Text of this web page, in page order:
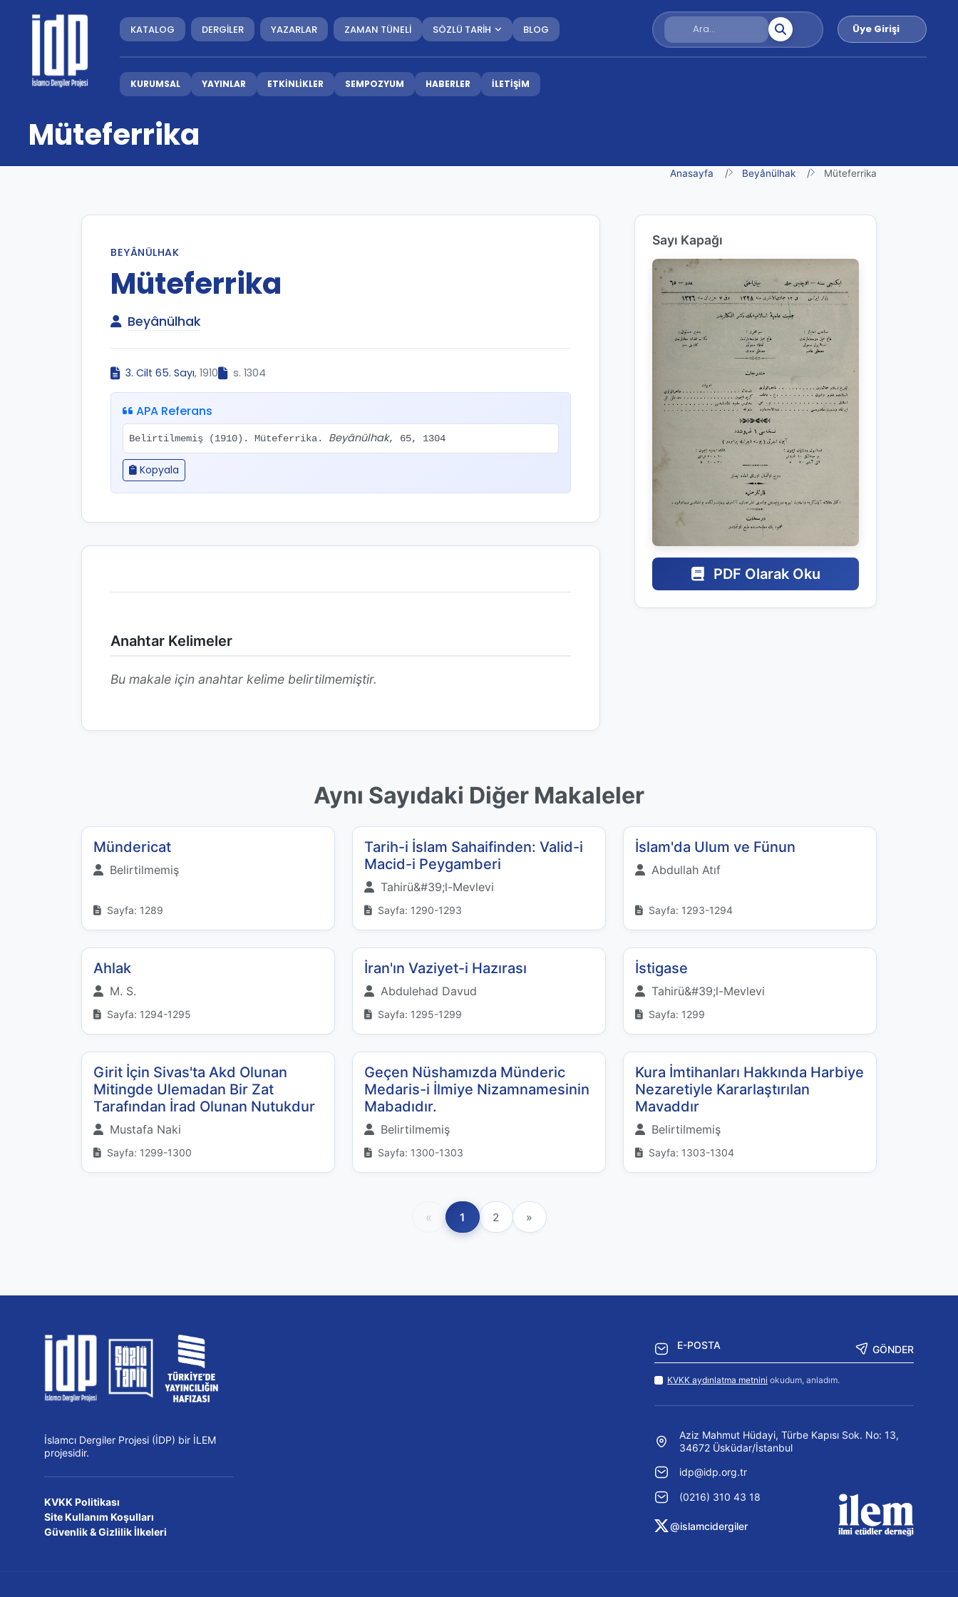
KATALOG DERGİLER YAZARLAR ZAMAN TÜNELİ SÖZLÜ TARİH BLOG Üye Girişi
KURUMSAL YAYINLAR ETKİNLİKLER SEMPOZYUM HABERLER İLETİŞİM
Müteferrika
Anasayfa Beyânülhak Müteferrika
BEYÂNÜLHAK
Müteferrika
Beyânülhak
3. Cilt 65. Sayı, 1910 s. 1304
APA Referans
Belirtilmemiş (1910). Müteferrika. Beyânülhak, 65, 1304
Kopyala
Anahtar Kelimeler
Bu makale için anahtar kelime belirtilmemiştir.
Sayı Kapağı
PDF Olarak Oku
Aynı Sayıdaki Diğer Makaleler
Mündericat
Belirtilmemiş
Sayfa: 1289
Tarih-i İslam Sahaifinden: Valid-i
Macid-i Peygamberi
Tahirü&#39;l-Mevlevi
Sayfa: 1290-1293
İslam'da Ulum ve Fünun
Abdullah Atıf
Sayfa: 1293-1294
Ahlak
M. S.
Sayfa: 1294-1295
İran'ın Vaziyet-i Hazırası
Abdulehad Davud
Sayfa: 1295-1299
İstigase
Tahirü&#39;l-Mevlevi
Sayfa: 1299
Girit İçin Sivas'ta Akd Olunan
Mitingde Ulemadan Bir Zat
Tarafından İrad Olunan Nutukdur
Mustafa Naki
Sayfa: 1299-1300
Geçen Nüshamızda Münderic
Medaris-i İlmiye Nizamnamesinin
Mabadıdır.
Belirtilmemiş
Sayfa: 1300-1303
Kura İmtihanları Hakkında Harbiye
Nezaretiyle Kararlaştırılan
Mavaddır
Belirtilmemiş
Sayfa: 1303-1304
« 1 2 »
İslamcı Dergiler Projesi (İDP) bir İLEM
projesidir.
KVKK Politikası
Site Kullanım Koşulları
Güvenlik & Gizlilik İlkeleri
GÖNDER
KVKK aydınlatma metnini okudum, anladım.
Aziz Mahmut Hüdayi, Türbe Kapısı Sok. No: 13,
34672 Üsküdar/İstanbul
idp@idp.org.tr
(0216) 310 43 18
@islamcidergiler